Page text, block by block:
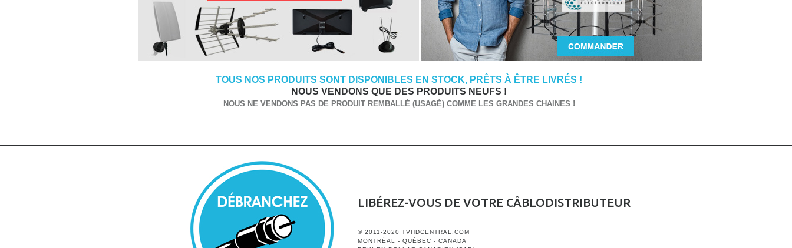
TOUS NOS PRODUITS SONT DISPONIBLES EN STOCK, PRÊTS À ÊTRE LIVRÉS !
NOUS VENDONS QUE DES PRODUITS NEUFS !
NOUS NE VENDONS PAS DE PRODUIT REMBALLÉ (USAGÉ) COMME LES GRANDES CHAINES !
LIBÉREZ-VOUS DE VOTRE CÂBLODISTRIBUTEUR
© 2011-2020 TVHDCENTRAL.COM
MONTRÉAL - QUÉBEC - CANADA